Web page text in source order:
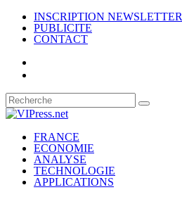
INSCRIPTION NEWSLETTER
PUBLICITE
CONTACT
FRANCE
ECONOMIE
ANALYSE
TECHNOLOGIE
APPLICATIONS